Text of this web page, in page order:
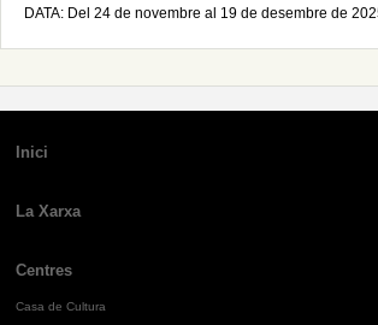
DATA: Del 24 de novembre al 19 de desembre de
Inici
La Xarxa
Centres
Casa de Cultura